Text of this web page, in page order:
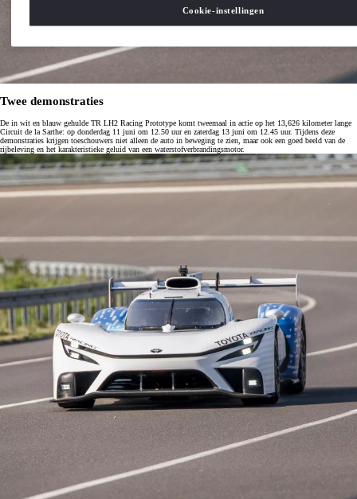
Twee demonstraties
De in wit en blauw gehulde TR LH2 Racing Prototype komt tweemaal in actie op het 13,626 kilometer lange
Circuit de la Sarthe: op donderdag 11 juni om 12.50 uur en zaterdag 13 juni om 12.45 uur. Tijdens deze
demonstraties krijgen toeschouwers niet alleen de auto in beweging te zien, maar ook een goed beeld van de
rijbeleving en het karakteristieke geluid van een waterstofverbrandingsmotor.
Cookie-instellingen